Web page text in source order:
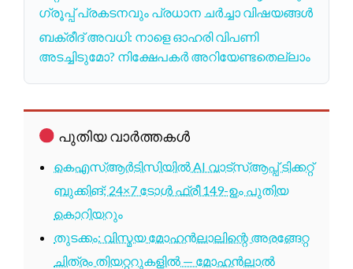
ഗ്രൂപ്പ് പ്രകടനവും പ്രധാന ചർച്ചാ വിഷയങ്ങൾ
ബക്രീദ് അവധി: നാളെ ഓഹരി വിപണി
അടച്ചിടുമോ? നിക്ഷേപകർ അറിയേണ്ടതെല്ലാം
പുതിയ വാർത്തകൾ
കെഎസ്ആർടിസിയിൽ AI വാട്സ്ആപ്പ് ടിക്കറ്റ്
ബുക്കിങ്; 24×7 ടോൾ ഫ്രീ 149-ഉം പുതിയ
കൊറിയറും
തുടക്കം: വിസ്മയ മോഹൻലാലിന്റെ അരങ്ങേറ്റ
ചിത്രം തിയറ്ററുകളിൽ — മോഹൻലാൽ